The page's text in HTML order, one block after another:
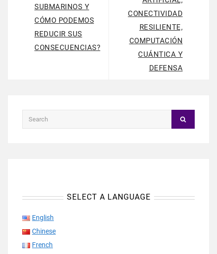
SUBMARINOS Y
CÓMO PODEMOS
REDUCIR SUS
CONSECUENCIAS?
CONECTIVIDAD
RESILIENTE,
COMPUTACIÓN
CUÁNTICA Y
DEFENSA
SELECT A LANGUAGE
English
Chinese
French